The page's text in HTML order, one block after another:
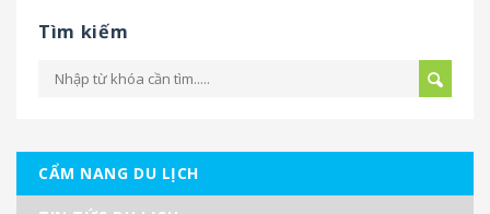
Tìm kiếm
CẨM NANG DU LỊCH